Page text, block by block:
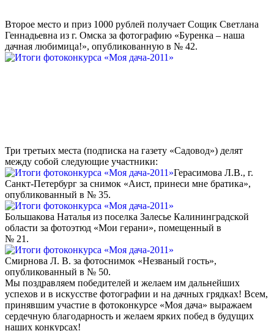
Второе место и приз 1000 рублей получает Сощик Светлана
Геннадьевна из г. Омска за фотографию «Буренка – наша
дачная любимица!», опубликованную в № 42.
Три третьих места (подписка на газету «Садовод») делят
между собой следующие участники:
Герасимова Л.В., г.
Санкт-Петербург за снимок «Аист, принеси мне братика»,
опубликованный в № 35.
Большакова Наталья из поселка Залесье Калининградской
области за фотоэтюд «Мои герани», помещенный в
№ 21.
Смирнова Л. В. за фотоснимок «Незваный гость»,
опубликованный в № 50.
Мы поздравляем победителей и желаем им дальнейших
успехов и в искусстве фотографии и на дачных грядках! Всем,
принявшим участие в фотоконкурсе «Моя дача» выражаем
сердечную благодарность и желаем ярких побед в будущих
наших конкурсах!